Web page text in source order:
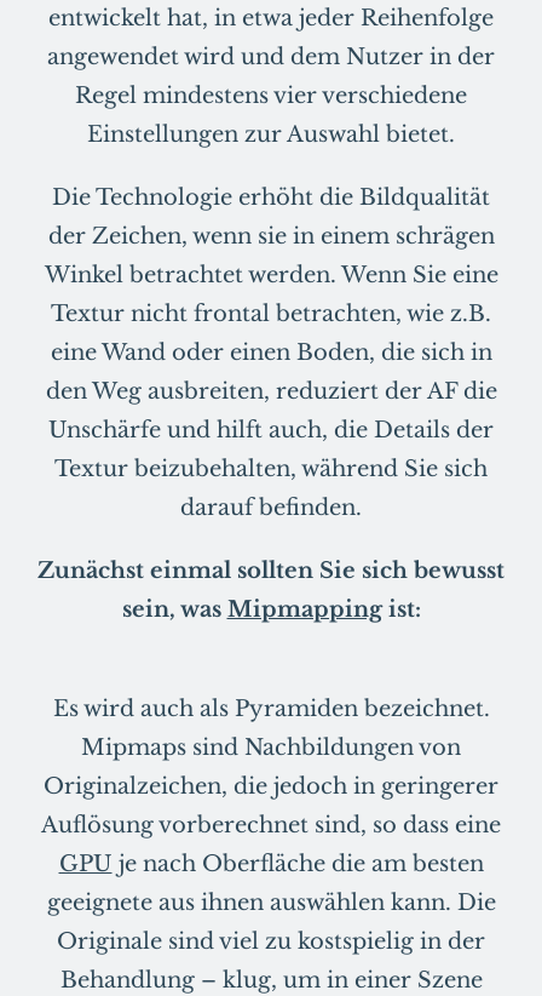
entwickelt hat, in etwa jeder Reihenfolge
angewendet wird und dem Nutzer in der
Regel mindestens vier verschiedene
Einstellungen zur Auswahl bietet.
Die Technologie erhöht die Bildqualität
der Zeichen, wenn sie in einem schrägen
Winkel betrachtet werden. Wenn Sie eine
Textur nicht frontal betrachten, wie z.B.
eine Wand oder einen Boden, die sich in
den Weg ausbreiten, reduziert der AF die
Unschärfe und hilft auch, die Details der
Textur beizubehalten, während Sie sich
darauf befinden.
Zunächst einmal sollten Sie sich bewusst
sein, was Mipmappingist:
Es wird auch als Pyramiden bezeichnet.
Mipmaps sind Nachbildungen von
Originalzeichen, die jedoch in geringerer
Auflösung vorberechnet sind, so dass eine
GPU je nach Oberfläche die am besten
geeignete aus ihnen auswählen kann. Die
Originale sind viel zu kostspielig in der
Behandlung – klug, um in einer Szene